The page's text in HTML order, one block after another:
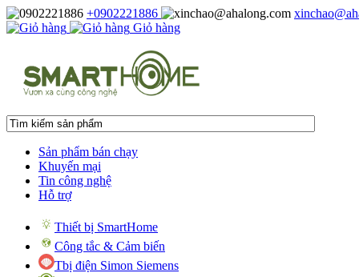
+0902221886
Giỏ hàng
Sản phẩm bán chạy
Khuyến mại
Tin công nghệ
Hỗ trợ
Thiết bị SmartHome
Công tắc & Cảm biến
Tbị điện Simon Siemens